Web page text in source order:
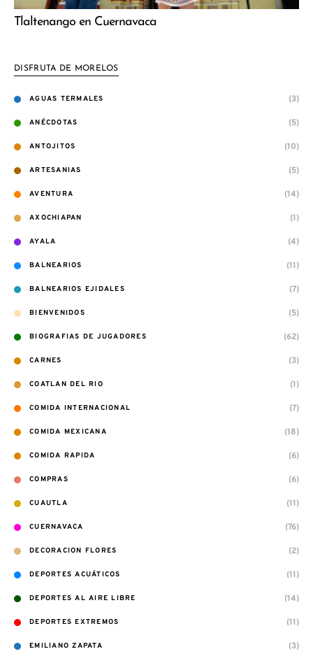
Tlaltenango en Cuernavaca
DISFRUTA DE MORELOS
AGUAS TERMALES (3)
ANÉCDOTAS (5)
ANTOJITOS (10)
ARTESANIAS (5)
AVENTURA (14)
AXOCHIAPAN (1)
AYALA (4)
BALNEARIOS (11)
BALNEARIOS EJIDALES (7)
BIENVENIDOS (5)
BIOGRAFIAS DE JUGADORES (62)
CARNES (3)
COATLAN DEL RIO (1)
COMIDA INTERNACIONAL (7)
COMIDA MEXICANA (18)
COMIDA RAPIDA (6)
COMPRAS (6)
CUAUTLA (11)
CUERNAVACA (76)
DECORACION FLORES (2)
DEPORTES ACUÁTICOS (11)
DEPORTES AL AIRE LIBRE (14)
DEPORTES EXTREMOS (11)
EMILIANO ZAPATA (3)